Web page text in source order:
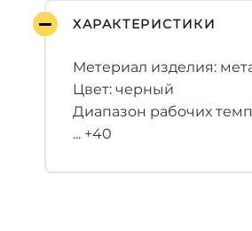
ХАРАКТЕРИСТИКИ
Метериал изделия:
Цвет: черный
Диапазон рабочих
... +40